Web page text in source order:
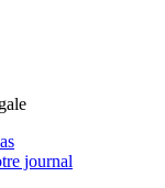
journal